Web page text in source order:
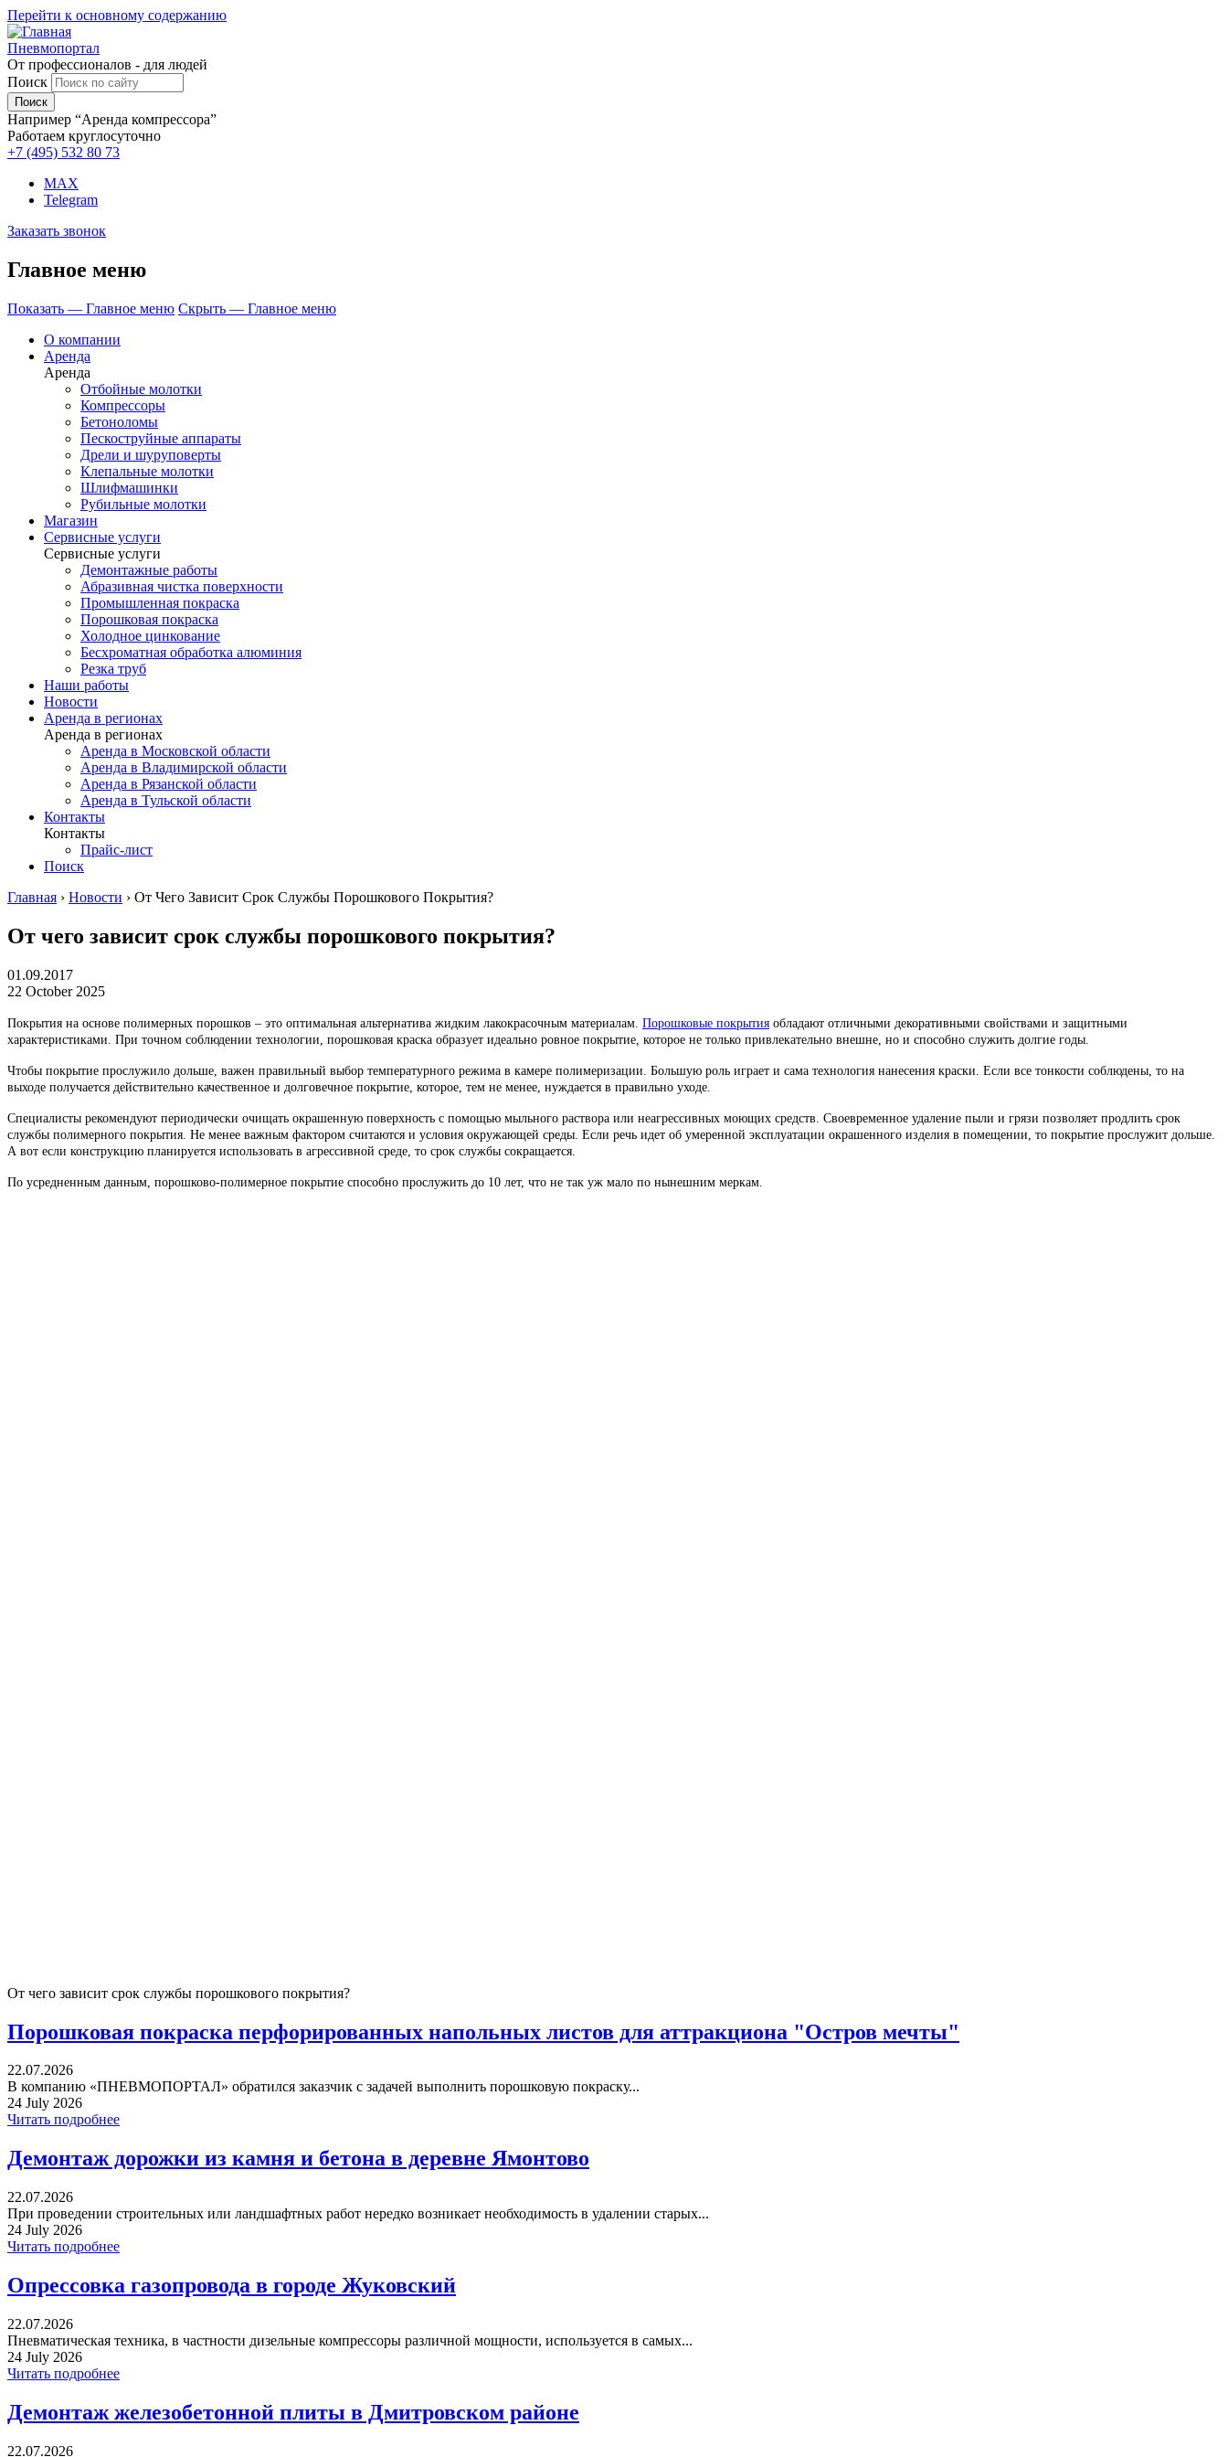
Перейти к основному содержанию
Пневмопортал
От профессионалов - для людей
Поиск
Например “Аренда компрессора”
Работаем круглосуточно
+7 (495) 532 80 73
MAX
Telegram
Заказать звонок
Главное меню
Показать — Главное меню Скрыть — Главное меню
О компании
Аренда
Аренда
Отбойные молотки
Компрессоры
Бетоноломы
Пескоструйные аппараты
Дрели и шуруповерты
Клепальные молотки
Шлифмашинки
Рубильные молотки
Магазин
Сервисные услуги
Сервисные услуги
Демонтажные работы
Абразивная чистка поверхности
Промышленная покраска
Порошковая покраска
Холодное цинкование
Бесхроматная обработка алюминия
Резка труб
Наши работы
Новости
Аренда в регионах
Аренда в регионах
Аренда в Московской области
Аренда в Владимирской области
Аренда в Рязанской области
Аренда в Тульской области
Контакты
Контакты
Прайс-лист
Поиск
Главная › Новости › От Чего Зависит Срок Службы Порошкового Покрытия?
От чего зависит срок службы порошкового покрытия?
01.09.2017
22 October 2025
Покрытия на основе полимерных порошков – это оптимальная альтернатива жидким лакокрасочным материалам. Порошковые покрытия обладают отличными декоративными свойствами и защитными
характеристиками. При точном соблюдении технологии, порошковая краска образует идеально ровное покрытие, которое не только привлекательно внешне, но и способно служить долгие годы.
Чтобы покрытие прослужило дольше, важен правильный выбор температурного режима в камере полимеризации. Большую роль играет и сама технология нанесения краски. Если все тонкости соблюдены, то на
выходе получается действительно качественное и долговечное покрытие, которое, тем не менее, нуждается в правильно уходе.
Специалисты рекомендуют периодически очищать окрашенную поверхность с помощью мыльного раствора или неагрессивных моющих средств. Своевременное удаление пыли и грязи позволяет продлить срок
службы полимерного покрытия. Не менее важным фактором считаются и условия окружающей среды. Если речь идет об умеренной эксплуатации окрашенного изделия в помещении, то покрытие прослужит дольше.
А вот если конструкцию планируется использовать в агрессивной среде, то срок службы сокращается.
По усредненным данным, порошково-полимерное покрытие способно прослужить до 10 лет, что не так уж мало по нынешним меркам.
От чего зависит срок службы порошкового покрытия?
Порошковая покраска перфорированных напольных листов для аттракциона "Остров мечты"
22.07.2026
В компанию «ПНЕВМОПОРТАЛ» обратился заказчик с задачей выполнить порошковую покраску...
24 July 2026
Читать подробнее
Демонтаж дорожки из камня и бетона в деревне Ямонтово
22.07.2026
При проведении строительных или ландшафтных работ нередко возникает необходимость в удалении старых...
24 July 2026
Читать подробнее
Опрессовка газопровода в городе Жуковский
22.07.2026
Пневматическая техника, в частности дизельные компрессоры различной мощности, используется в самых...
24 July 2026
Читать подробнее
Демонтаж железобетонной плиты в Дмитровском районе
22.07.2026